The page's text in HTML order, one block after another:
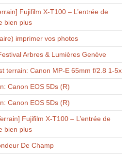
Fujifilm X-T100 – L’entrée de
bien plus
imprimer vos photos
Arbres & Lumières Genève
terrain: Canon MP-E 65mm f/2.8 1-5x
Canon EOS 5Ds (R)
Canon EOS 5Ds (R)
Fujifilm X-T100 – L’entrée de
bien plus
De Champ